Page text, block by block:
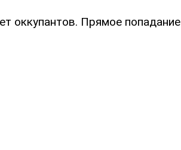
оккупантов. Прямое попадание